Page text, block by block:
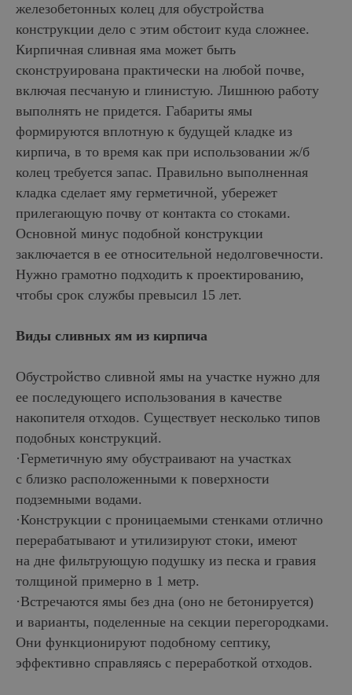
железобетонных колец для обустройства
конструкции дело с этим обстоит куда сложнее.
Кирпичная сливная яма может быть
сконструирована практически на любой почве,
включая песчаную и глинистую. Лишнюю работу
выполнять не придется. Габариты ямы
формируются вплотную к будущей кладке из
кирпича, в то время как при использовании ж/б
колец требуется запас. Правильно выполненная
кладка сделает яму герметичной, убережет
прилегающую почву от контакта со стоками.
Основной минус подобной конструкции
заключается в ее относительной недолговечности.
Нужно грамотно подходить к проектированию,
чтобы срок службы превысил 15 лет.
Виды сливных ям из кирпича
Обустройство сливной ямы на участке нужно для
ее последующего использования в качестве
накопителя отходов. Существует несколько типов
подобных конструкций.
·Герметичную яму обустраивают на участках
с близко расположенными к поверхности
подземными водами.
·Конструкции с проницаемыми стенками отлично
перерабатывают и утилизируют стоки, имеют
на дне фильтрующую подушку из песка и гравия
толщиной примерно в 1 метр.
·Встречаются ямы без дна (оно не бетонируется)
и варианты, поделенные на секции перегородками.
Они функционируют подобному септику,
эффективно справляясь с переработкой отходов.